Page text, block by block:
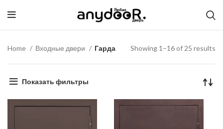
Home Входные двери Гарда Showing 1–16 of 25 results
Показать фильтры